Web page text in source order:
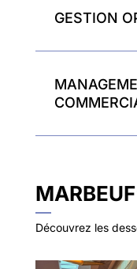
GESTION
Découvrez les